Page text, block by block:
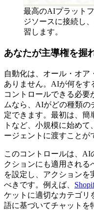
最高のAIプラット
ジソースに接続し
習します。
あなたが主導権を握
自動化は、オール・オア
ありません。AIが何をす
コントロールできる必要
ムなら、AIがどの種類の
定できます。最初は、簡
トなど、小規模に始め
ージェントに渡すことが
このコントロールは、AI
クションにも適用される
を設定し、アクションを
べきです。例えば、
ケットに適切なカテゴリ
語に基づいてチャットを